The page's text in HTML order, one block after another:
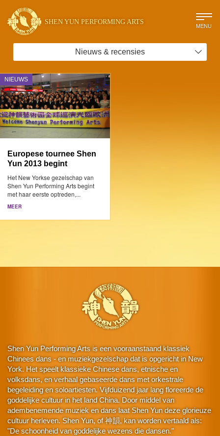
SHEN YUN PERFORMING ARTS MENU
Nieuws & recensies
NIEUWS
Europese tournee Shen
Yun 2013 begint
Het New Yorkse gezelschap van
Shen Yun Performing Arts begint
met haar eerste optreden,...
MEER
Shen Yun Performing Arts is een vooraanstaand klassiek
Chinees dans - en muziekgezelschap dat is opgericht in New
York. Het speelt klassieke Chinese dans, etnische en
volksdans, en verhaal gebaseerde dans met orkestrale
begeleiding en soloartiesten. Vijfduizend jaar lang floreerde de
goddelijke cultuur in het land China. Door middel van
adembenemende muziek en dans laat Shen Yun deze glorieuze
cultuur herleven. Shen Yun, of 神韻, kan worden vertaald als:
"De schoonheid van goddelijke wezens die dansen."